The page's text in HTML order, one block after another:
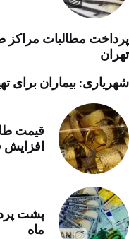
پرداخت مطالبات مراکز
تهران
شهریاری: بیماران برای
ماه